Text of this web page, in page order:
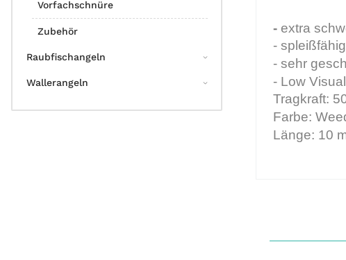
- extra
-
- sehr
- Low
Tragkraft:
Farbe:
Länge: 10
Vorfachschnüre
Zubehör
Raubfischangeln
Wallerangeln